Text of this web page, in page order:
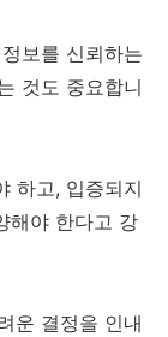
보를 신뢰하는
것도 중요합니
하고, 입증되지
해야 한다고 강
운 결정을 인내